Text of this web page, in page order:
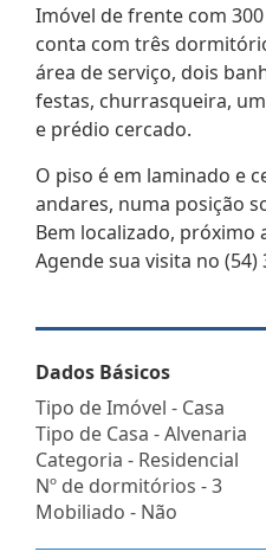
Imóvel de frente com
conta com três
área de serviço, dois
festas, churrasqueira,
e prédio cercado.
O piso é em laminado e
andares, numa posição
Bem localizado, próximo
Agende sua visita no (54)
Dados Básicos
Tipo de Imóvel - Casa
Tipo de Casa - Alvenaria
Categoria - Residencial
Nº de dormitórios - 3
Mobiliado - Não